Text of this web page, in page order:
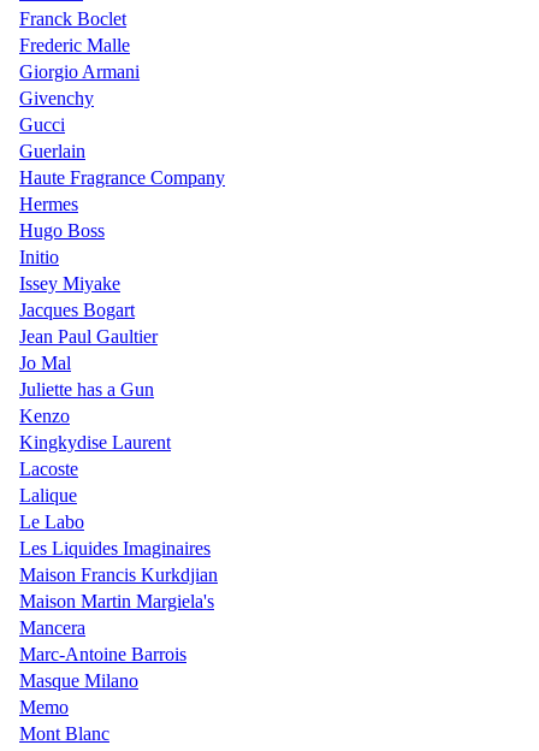
Franck Boclet
Frederic Malle
Giorgio Armani
Givenchy
Gucci
Guerlain
Haute Fragrance Company
Hermes
Hugo Boss
Initio
Issey Miyake
Jacques Bogart
Jean Paul Gaultier
Jo Mal
Juliette has a Gun
Kenzo
Kingkydise Laurent
Lacoste
Lalique
Le Labo
Les Liquides Imaginaires
Maison Francis Kurkdjian
Maison Martin Margiela's
Mancera
Marc-Antoine Barrois
Masque Milano
Memo
Mont Blanc